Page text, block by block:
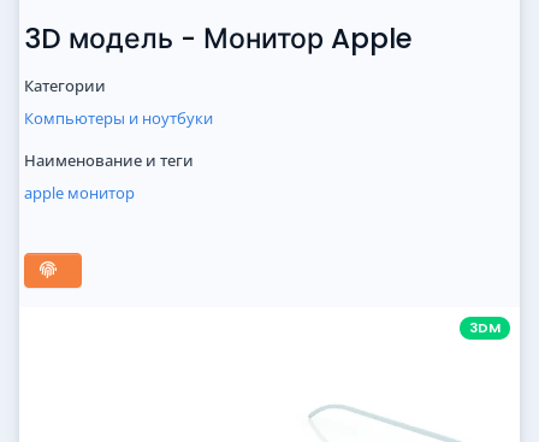
3D модель - Монитор Apple
Категории
Компьютеры и ноутбуки
Наименование и теги
apple монитор
3DM